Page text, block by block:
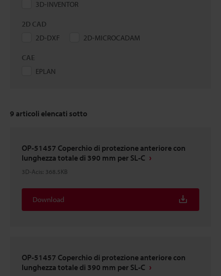
3D-INVENTOR
2D CAD
2D-DXF
2D-MICROCADAM
CAE
EPLAN
9 articoli elencati sotto
OP-51457 Coperchio di protezione anteriore con
lunghezza totale di 390 mm per SL-C
3D-Acis: 368.5KB
Download
OP-51457 Coperchio di protezione anteriore con
lunghezza totale di 390 mm per SL-C